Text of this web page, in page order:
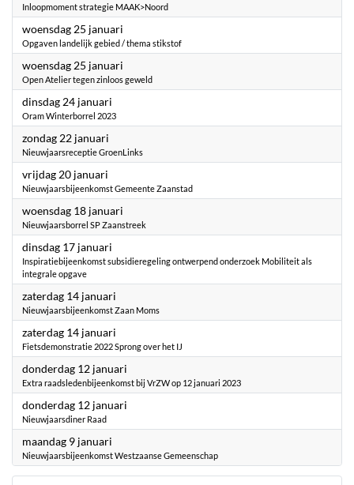
Inloopmoment strategie MAAK>Noord
woensdag 25 januari
Opgaven landelijk gebied / thema stikstof
woensdag 25 januari
Open Atelier tegen zinloos geweld
dinsdag 24 januari
Oram Winterborrel 2023
zondag 22 januari
Nieuwjaarsreceptie GroenLinks
vrijdag 20 januari
Nieuwjaarsbijeenkomst Gemeente Zaanstad
woensdag 18 januari
Nieuwjaarsborrel SP Zaanstreek
dinsdag 17 januari
Inspiratiebijeenkomst subsidieregeling ontwerpend onderzoek Mobiliteit als
integrale opgave
zaterdag 14 januari
Nieuwjaarsbijeenkomst Zaan Moms
zaterdag 14 januari
Fietsdemonstratie 2022 Sprong over het IJ
donderdag 12 januari
Extra raadsledenbijeenkomst bij VrZW op 12 januari 2023
donderdag 12 januari
Nieuwjaarsdiner Raad
maandag 9 januari
Nieuwjaarsbijeenkomst Westzaanse Gemeenschap